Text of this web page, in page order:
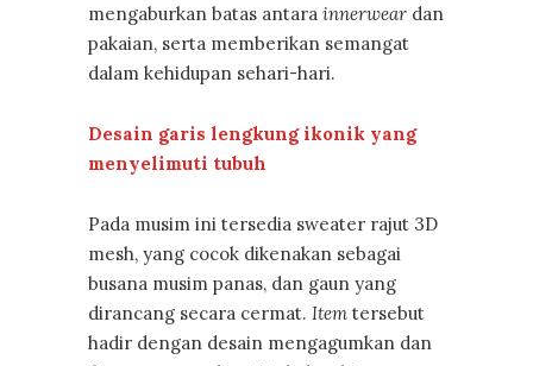
mengaburkan batas antara innerwear dan
pakaian, serta memberikan semangat
dalam kehidupan sehari-hari.
Desain garis lengkung ikonik yang
menyelimuti tubuh
Pada musim ini tersedia sweater rajut 3D
mesh, yang cocok dikenakan sebagai
busana musim panas, dan gaun yang
dirancang secara cermat. Item tersebut
hadir dengan desain mengagumkan dan